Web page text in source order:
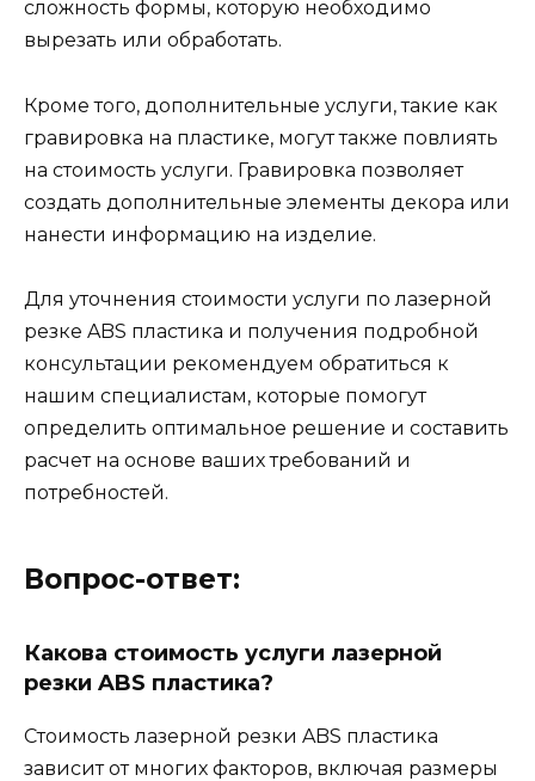
сложность формы, которую необходимо
вырезать или обработать.
Кроме того, дополнительные услуги, такие как
гравировка на пластике, могут также повлиять
на стоимость услуги. Гравировка позволяет
создать дополнительные элементы декора или
нанести информацию на изделие.
Для уточнения стоимости услуги по лазерной
резке ABS пластика и получения подробной
консультации рекомендуем обратиться к
нашим специалистам, которые помогут
определить оптимальное решение и составить
расчет на основе ваших требований и
потребностей.
Вопрос-ответ:
Какова стоимость услуги лазерной
резки ABS пластика?
Стоимость лазерной резки ABS пластика
зависит от многих факторов, включая размеры